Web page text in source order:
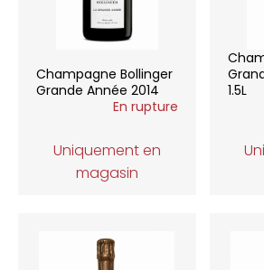
Champagne Bollinger
Grande Année 2014
En rupture
Uniquement en
magasin
1.5L